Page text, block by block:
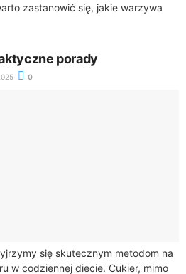
zastanowić się, jakie warzywa
porady
0
się skutecznym metodom na
w codziennej diecie. Cukier, mimo